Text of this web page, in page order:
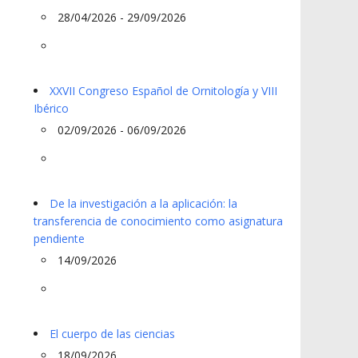
28/04/2026 - 29/09/2026
XXVII Congreso Español de Ornitología y VIII
Ibérico
02/09/2026 - 06/09/2026
De la investigación a la aplicación: la
transferencia de conocimiento como asignatura
pendiente
14/09/2026
El cuerpo de las ciencias
18/09/2026